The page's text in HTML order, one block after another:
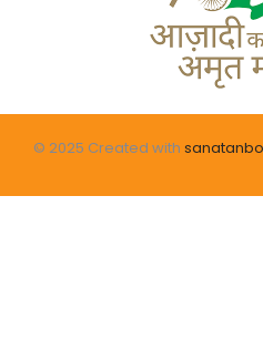
© 2025 Created with